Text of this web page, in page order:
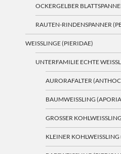
OCKERGELBER
RAUTEN-RINDENSPANNER
WEISSLINGE (PIERIDAE)
UNTERFAMILIE ECHTE
AURORAFALTER
BAUMWEISSLING (APORIA
GROSSER KOHLWEISSLING
KLEINER KOHLWEISSLING